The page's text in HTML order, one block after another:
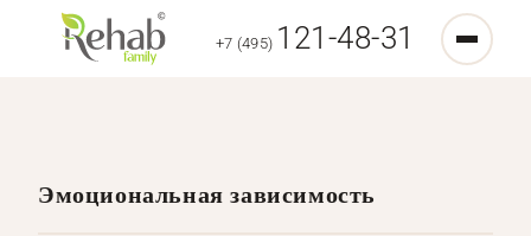
+7 (495) 121-48-31
Эмоциональная зависимость